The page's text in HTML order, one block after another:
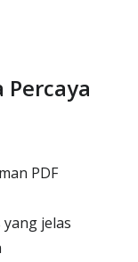
Percaya
PDF
jelas